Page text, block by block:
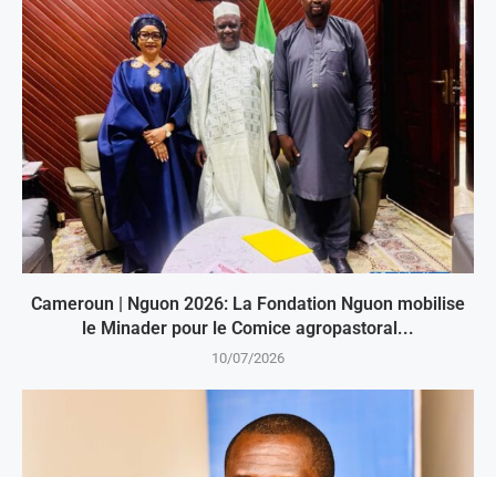
Cameroun | Nguon 2026: La Fondation Nguon mobilise
le Minader pour le Comice agropastoral...
10/07/2026